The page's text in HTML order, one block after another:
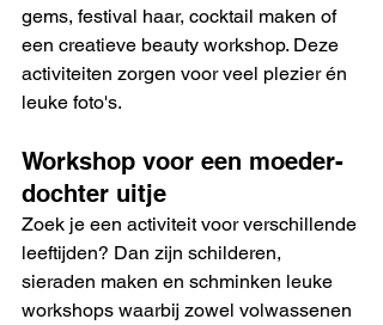
gems, festival haar, cocktail maken of
een creatieve beauty workshop. Deze
activiteiten zorgen voor veel plezier én
leuke foto's.
Workshop voor een moeder-
dochter uitje
Zoek je een activiteit voor verschillende
leeftijden? Dan zijn schilderen,
sieraden maken en schminken leuke
workshops waarbij zowel volwassenen